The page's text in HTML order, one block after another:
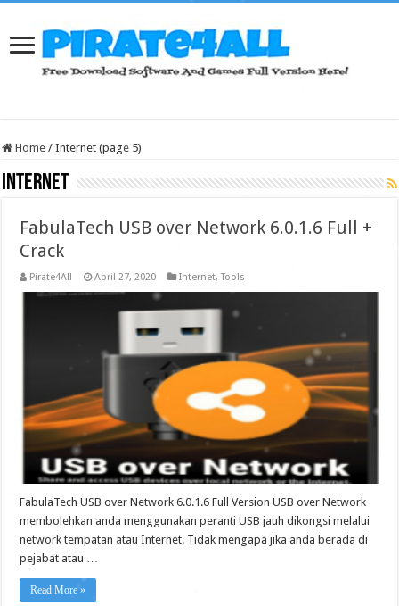
Home / Internet (page 5)
Internet
FabulaTech USB over Network 6.0.1.6 Full +
Crack
Pirate4All April 27, 2020 Internet,Tools
FabulaTech USB over Network 6.0.1.6 Full Version USB over Network
membolehkan anda menggunakan peranti USB jauh dikongsi melalui
network tempatan atau Internet. Tidak mengapa jika anda berada di
pejabat atau …
Read More »